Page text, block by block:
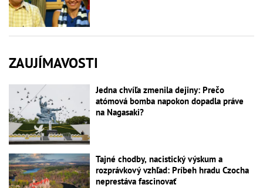
ZAUJÍMAVOSTI
Jedna chvíľa zmenila dejiny: Prečo
atómová bomba napokon dopadla práve
na Nagasaki?
Tajné chodby, nacistický výskum a
rozprávkový vzhľad: Príbeh hradu Czocha
neprestáva fascinovať